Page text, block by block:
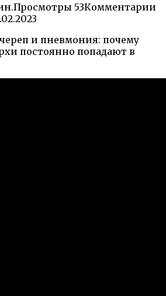
Просмотры 53Комментарии